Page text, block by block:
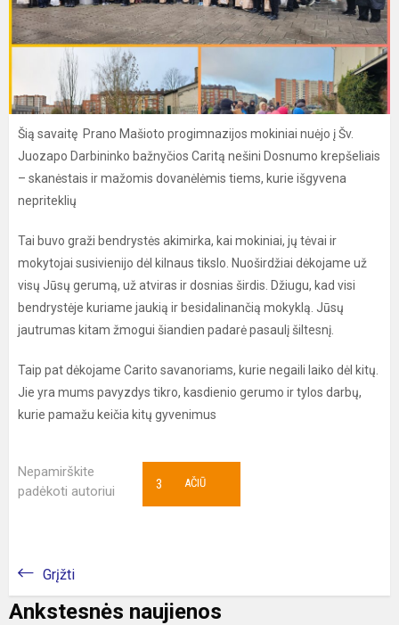
Šią savaitę Prano Mašioto progimnazijos mokiniai nuėjo į Šv.
Juozapo Darbininko bažnyčios Caritą nešini Dosnumo krepšeliais
– skanėstais ir mažomis dovanėlėmis tiems, kurie išgyvena
nepriteklių
Tai buvo graži bendrystės akimirka, kai mokiniai, jų tėvai ir
mokytojai susivienijo dėl kilnaus tikslo. Nuoširdžiai dėkojame už
visų Jūsų gerumą, už atviras ir dosnias širdis. Džiugu, kad visi
bendrystėje kuriame jaukią ir besidalinančią mokyklą. Jūsų
jautrumas kitam žmogui šiandien padarė pasaulį šiltesnį.
Taip pat dėkojame Carito savanoriams, kurie negaili laiko dėl kitų.
Jie yra mums pavyzdys tikro, kasdienio gerumo ir tylos darbų,
kurie pamažu keičia kitų gyvenimus
Nepamirškite
padėkoti autoriui
AČIŪ
3
Grįžti
Ankstesnės naujienos